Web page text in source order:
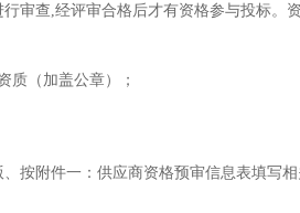
行审查 ,经评审合格后才有资格参与投标。
质（加盖公章）；
、按附件一：供应商资格预审信息表填写相